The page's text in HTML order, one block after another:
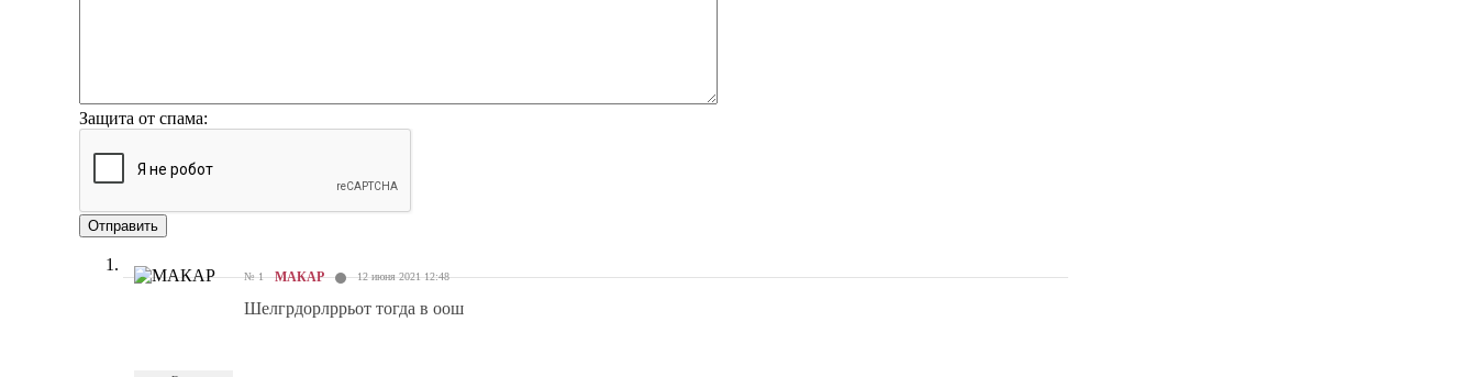
Защита от спама:
Отправить
№ 1 МАКАР 12 июня 2021 12:48
Шелгрдорлррьот тогда в оош